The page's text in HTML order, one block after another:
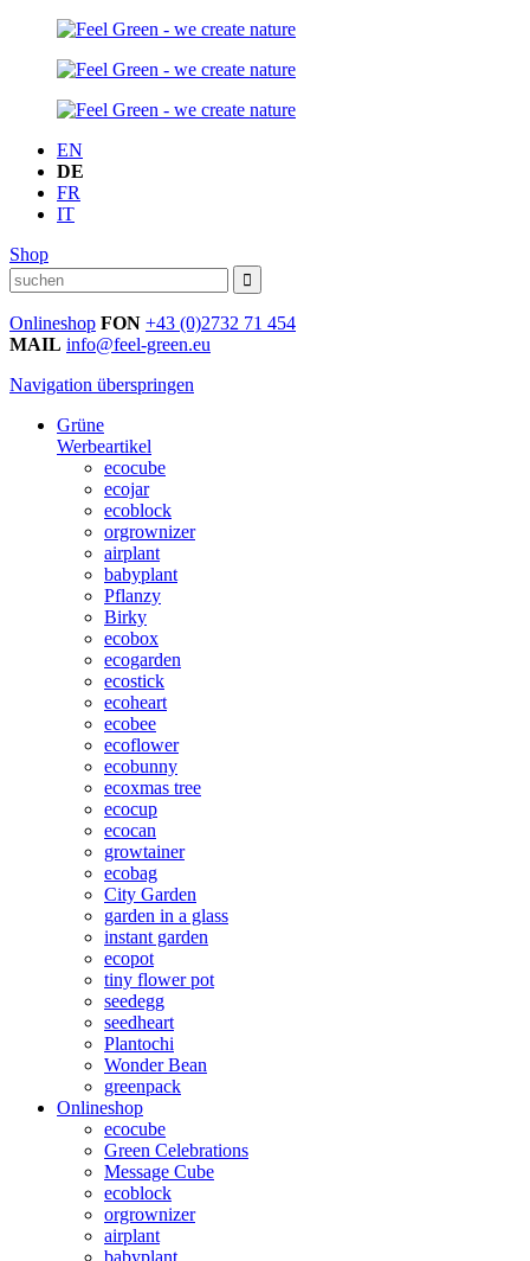
EN
DE
FR
IT
Shop
Onlineshop FON +43 (0)2732 71 454
MAIL info@feel-green.eu
Navigation überspringen
Grüne
Werbeartikel
ecocube
ecojar
ecoblock
orgrownizer
airplant
babyplant
Pflanzy
Birky
ecobox
ecogarden
ecostick
ecoheart
ecobee
ecoflower
ecobunny
ecoxmas tree
ecocup
ecocan
growtainer
ecobag
City Garden
garden in a glass
instant garden
ecopot
tiny flower pot
seedegg
seedheart
Plantochi
Wonder Bean
greenpack
Onlineshop
ecocube
Green Celebrations
Message Cube
ecoblock
orgrownizer
airplant
babyplant